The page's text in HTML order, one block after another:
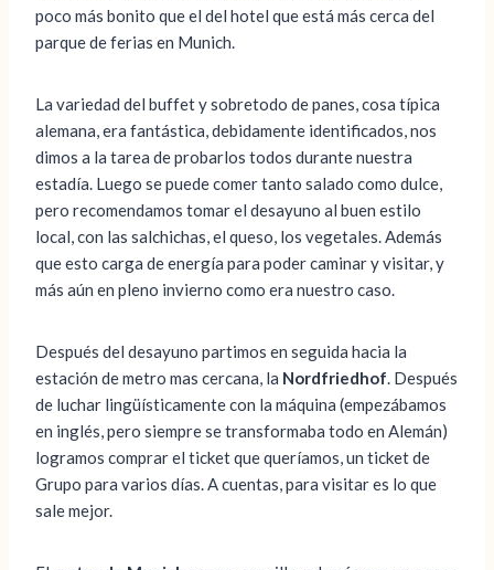
poco más bonito que el del hotel que está más cerca del
parque de ferias en Munich.
La variedad del buffet y sobretodo de panes, cosa típica
alemana, era fantástica, debidamente identificados, nos
dimos a la tarea de probarlos todos durante nuestra
estadía. Luego se puede comer tanto salado como dulce,
pero recomendamos tomar el desayuno al buen estilo
local, con las salchichas, el queso, los vegetales. Además
que esto carga de energía para poder caminar y visitar, y
más aún en pleno invierno como era nuestro caso.
Después del desayuno partimos en seguida hacia la
estación de metro mas cercana, la Nordfriedhof. Después
de luchar lingüísticamente con la máquina (empezábamos
en inglés, pero siempre se transformaba todo en Alemán)
logramos comprar el ticket que queríamos, un ticket de
Grupo para varios días. A cuentas, para visitar es lo que
sale mejor.